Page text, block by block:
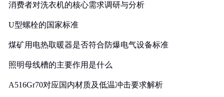
消费者对洗衣机的核心需求调研与分析
U型螺栓的国家标准
煤矿用电热取暖器是否符合防爆电气设备标准
照明母线槽的主要作用是什么
A516Gr70对应国内材质及低温冲击要求解析